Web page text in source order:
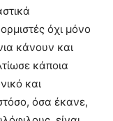
όχι μόνο
κάνουν και
κάποια
και
όσα έκανε,